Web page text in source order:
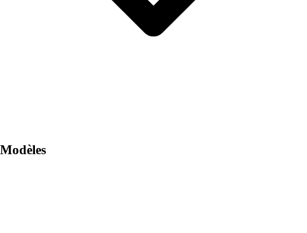
Modèles